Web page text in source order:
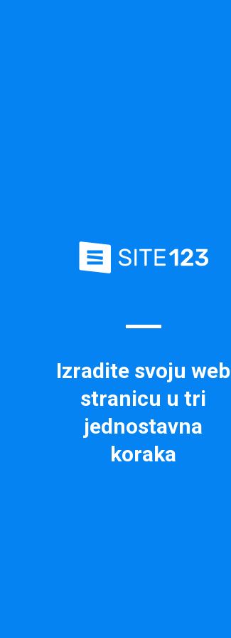
Izradite svoju web
stranicu u tri
jednostavna
koraka